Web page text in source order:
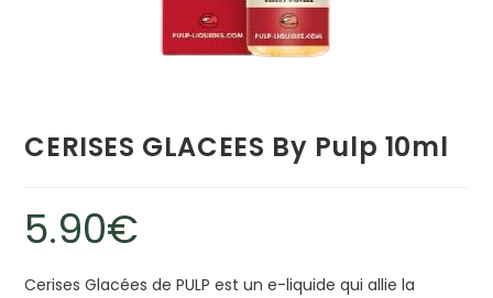
CERISES GLACEES By Pulp 10ml
5.90€
Cerises Glacées de PULP est un e-liquide qui allie la